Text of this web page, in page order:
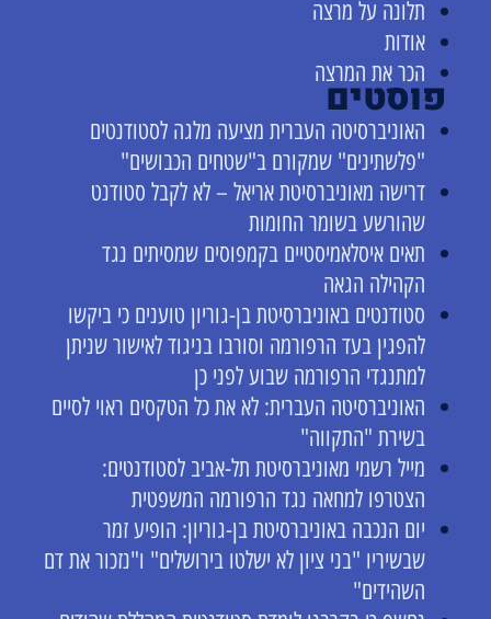
תלונה על מרצה
אודות
הכר את המרצה
פוסטים
האוניברסיטה העברית מציעה מלגה לסטודנטים
"פלשתינים" שמקורם ב"שטחים הכבושים"
דרישה מאוניברסיטת אריאל – לא לקבל סטודנט
שהורשע בשומר החומות
תאים איסלאמיסטיים בקמפוסים שמסיתים נגד
הקהילה הגאה
סטודנטים באוניברסיטת בן-גוריון טוענים כי ביקשו
להפגין בעד הרפורמה וסורבו בניגוד לאישור שניתן
למתנגדי הרפורמה שבוע לפני כן
האוניברסיטה העברית: לא את כל הטקסים ראוי לסיים
בשירת "התקווה"
מייל רשמי מאוניברסיטת תל-אביב לסטודנטים:
הצטרפו למחאה נגד הרפורמה המשפטית
יום הנכבה באוניברסיטת בן-גוריון: הופיע זמר
שבשיריו "בני ציון לא ישלטו בירושלים" ו"נזכור את דם
השהידים"